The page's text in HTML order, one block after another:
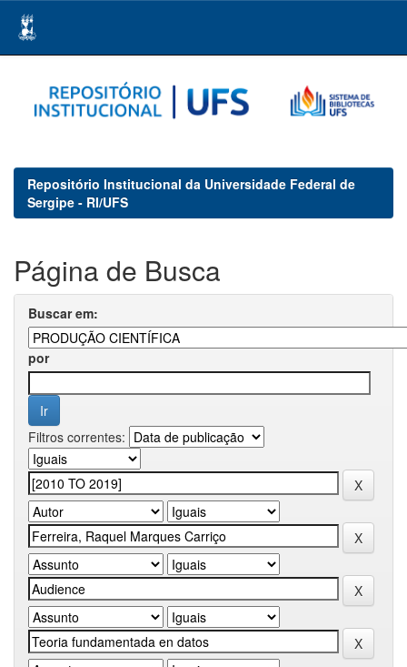
navigation
Repositório Institucional da Universidade Federal de
Sergipe - RI/UFS
Página de Busca
Buscar em:
por
Filtros correntes: